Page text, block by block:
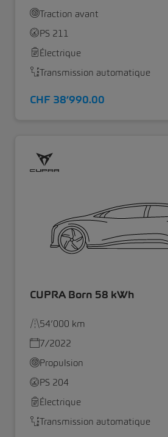
Traction avant
PS 211
Électrique
Transmission automatique
CHF 38’990.00
CUPRA Born 58 kWh
54’000 km
7/2022
Propulsion
PS 204
Électrique
Transmission automatique